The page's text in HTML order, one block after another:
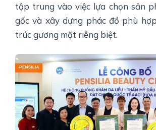
tập trung vào việc lựa chọn sản
gốc và xây dựng phác đồ phù
trúc gương mặt riêng biệt.